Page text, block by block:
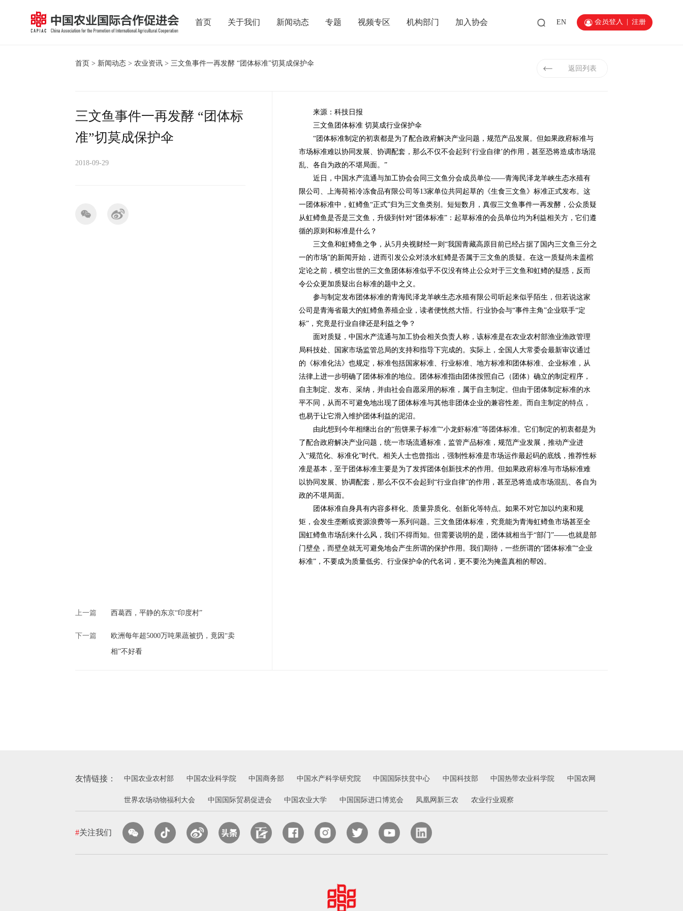
首页 关于我们 新闻动态 专题 视频专区 机构部门 加入协会 EN 会员登入 注册
首页> 新闻动态> 农业资讯> 三文鱼事件一再发酵 “团体标准”切莫成保护伞
返回列表
三文鱼事件一再发酵 “团体标
准”切莫成保护伞
2018-09-29
来源：科技日报
三文鱼团体标准 切莫成行业保护伞
“团体标准制定的初衷都是为了配合政府解决产业问题，规范产品发展。但如果政府标准与
市场标准难以协同发展、协调配套，那么不仅不会起到‘行业自律’的作用，甚至恐将造成市场混
乱、各自为政的不堪局面。”
近日，中国水产流通与加工协会会同三文鱼分会成员单位——青海民泽龙羊峡生态水殖有
限公司、上海荷裕冷冻食品有限公司等13家单位共同起草的《生食三文鱼》标准正式发布。这
一团体标准中，虹鳟鱼“正式”归为三文鱼类别。短短数月，真假三文鱼事件一再发酵，公众质疑
从虹鳟鱼是否是三文鱼，升级到针对“团体标准”：起草标准的会员单位均为利益相关方，它们遵
循的原则和标准是什么？
三文鱼和虹鳟鱼之争，从5月央视财经一则“我国青藏高原目前已经占据了国内三文鱼三分之
一的市场”的新闻开始，进而引发公众对淡水虹鳟是否属于三文鱼的质疑。在这一质疑尚未盖棺
定论之前，横空出世的三文鱼团体标准似乎不仅没有终止公众对于三文鱼和虹鳟的疑惑，反而
令公众更加质疑出台标准的题中之义。
参与制定发布团体标准的青海民泽龙羊峡生态水殖有限公司听起来似乎陌生，但若说这家
公司是青海省最大的虹鳟鱼养殖企业，读者便恍然大悟。行业协会与“事件主角”企业联手“定
标”，究竟是行业自律还是利益之争？
面对质疑，中国水产流通与加工协会相关负责人称，该标准是在农业农村部渔业渔政管理
局科技处、国家市场监管总局的支持和指导下完成的。实际上，全国人大常委会最新审议通过
的《标准化法》也规定，标准包括国家标准、行业标准、地方标准和团体标准、企业标准，从
法律上进一步明确了团体标准的地位。团体标准指由团体按照自己（团体）确立的制定程序，
自主制定、发布、采纳，并由社会自愿采用的标准，属于自主制定。但由于团体制定标准的水
平不同，从而不可避免地出现了团体标准与其他非团体企业的兼容性差。而自主制定的特点，
也易于让它滑入维护团体利益的泥沼。
由此想到今年相继出台的“煎饼果子标准”“小龙虾标准”等团体标准。它们制定的初衷都是为
了配合政府解决产业问题，统一市场流通标准，监管产品标准，规范产业发展，推动产业进
入“规范化、标准化”时代。相关人士也曾指出，强制性标准是市场运作最起码的底线，推荐性标
准是基本，至于团体标准主要是为了发挥团体创新技术的作用。但如果政府标准与市场标准难
以协同发展、协调配套，那么不仅不会起到“行业自律”的作用，甚至恐将造成市场混乱、各自为
政的不堪局面。
团体标准自身具有内容多样化、质量异质化、创新化等特点。如果不对它加以约束和规
矩，会发生垄断或资源浪费等一系列问题。三文鱼团体标准，究竟能为青海虹鳟鱼市场甚至全
国虹鳟鱼市场刮来什么风，我们不得而知。但需要说明的是，团体就相当于“部门”——也就是部
门壁垒，而壁垒就无可避免地会产生所谓的保护作用。我们期待，一些所谓的“团体标准”“企业
标准”，不要成为质量低劣、行业保护伞的代名词，更不要沦为掩盖真相的帮凶。
上一篇 西葛西，平静的东京“印度村”
下一篇 欧洲每年超5000万吨果蔬被扔，竟因“卖
相”不好看
友情链接： 中国农业农村部 中国农业科学院 中国商务部 中国水产科学研究院 中国国际扶贫中心 中国科技部 中国热带农业科学院 中国农网
世界农场动物福利大会 中国国际贸易促进会 中国农业大学 中国国际进口博览会 凤凰网新三农 农业行业观察
#关注我们